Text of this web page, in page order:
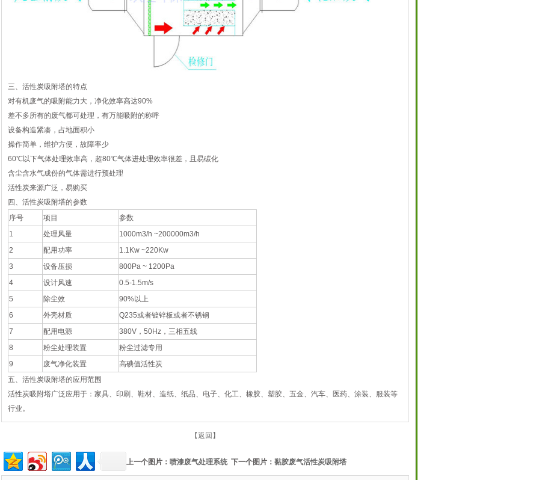
三、活性炭吸附塔的特点
对有机废气的吸附能力大，净化效率高达90%
差不多所有的废气都可处理，有万能吸附的称呼
设备构造紧凑，占地面积小
操作简单，维护方便，故障率少
60℃以下气体处理效率高，超80℃气体进处理效率很差，且易碳化
含尘含水气成份的气体需进行预处理
活性炭来源广泛，易购买
四、活性炭吸附塔的参数
序号
项目
参数
1
处理风量
1000m3/h ~200000m3/h
2
配用功率
1.1Kw ~220Kw
3
设备压损
800Pa ~ 1200Pa
4
设计风速
0.5-1.5m/s
5
除尘效
90%以上
6
外壳材质
Q235或者镀锌板或者不锈钢
7
配用电源
380V，50Hz，三相五线
8
粉尘处理装置
粉尘过滤专用
9
废气净化装置
高碘值活性炭
五、活性炭吸附塔的应用范围
活性炭吸附塔广泛应用于：家具、印刷、鞋材、造纸、纸品、电子、化工、橡胶、塑胶、五金、汽车、医药、涂装、服装等
行业。
【返回】
上一个图片： 喷漆废气处理系统 下一个图片： 黏胶废气活性炭吸附塔